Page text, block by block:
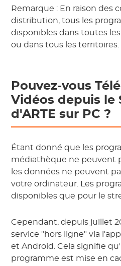
Remarque : En raison des
distribution, tous les
disponibles dans toutes
ou dans tous les territoires.
Pouvez-vous
Vidéos depuis le
d'ARTE sur PC ?
Étant donné que les
médiathèque ne peuvent
les données ne peuvent
votre ordinateur. Les
disponibles que pour le
Cependant, depuis juillet
service "hors ligne" via
et Android. Cela signifie
programme est mise en